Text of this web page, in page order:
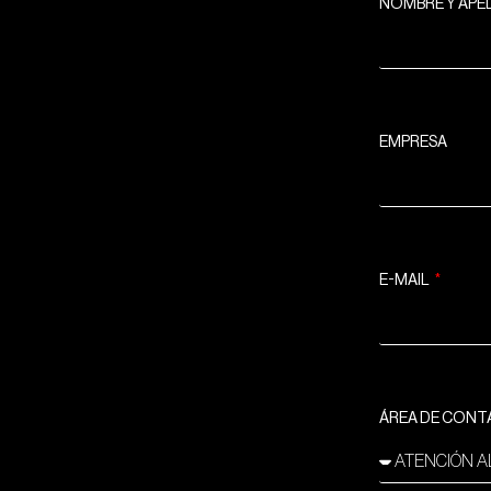
NOMBRE Y
EMPRESA
E-MAIL
ÁREA DE